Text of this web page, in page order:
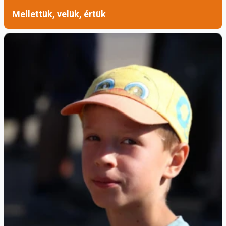
feltételeket, amelyek a keresztség szentségének
felvételéhez szükségesek voltak, a hitközségek
vezetői a hivatalos papírok kiadásának
késleltetésével, akadályozták azokat. Hiszen a
tanúsítvány hiánya esetén – amely a nyilvános
szándéknyilatkozat-tételt igazolta – az izraelita
felekezetből való kijelentkezés jogellenesnek
számított, azaz az illető személy a keresztségben
való részesedés ellenére, polgárjogilag izraelita
vallásúnak számított. Azt a papot pedig, aki e
tanúsítvány hiányában keresztelt, büntetőjogi
felelősségre lehetett vonni.
Mellettük, velük, értük